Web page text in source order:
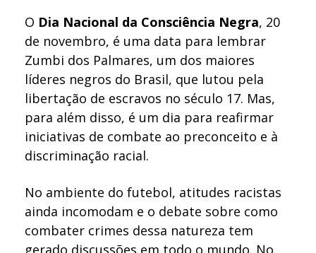
O Dia Nacional da Consciência Negra, 20
de novembro, é uma data para lembrar
Zumbi dos Palmares, um dos maiores
líderes negros do Brasil, que lutou pela
libertação de escravos no século 17. Mas,
para além disso, é um dia para reafirmar
iniciativas de combate ao preconceito e à
discriminação racial.
No ambiente do futebol, atitudes racistas
ainda incomodam e o debate sobre como
combater crimes dessa natureza tem
gerado discussões em todo o mundo. No